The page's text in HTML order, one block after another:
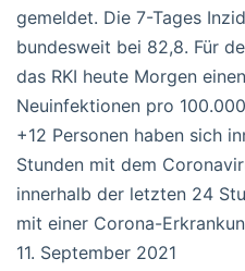
gemeldet. Die 7-Tages
bundesweit bei 82,8. Für
das RKI heute Morgen
Neuinfektionen pro
+12 Personen haben sich
Stunden mit dem
innerhalb der letzten 24
mit einer Corona-
11. September 2021